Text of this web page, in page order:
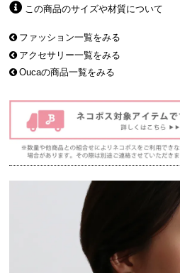
この商品のサイズや材質について
ファッション一覧をみる
アクセサリー一覧をみる
Oucaの商品一覧をみる